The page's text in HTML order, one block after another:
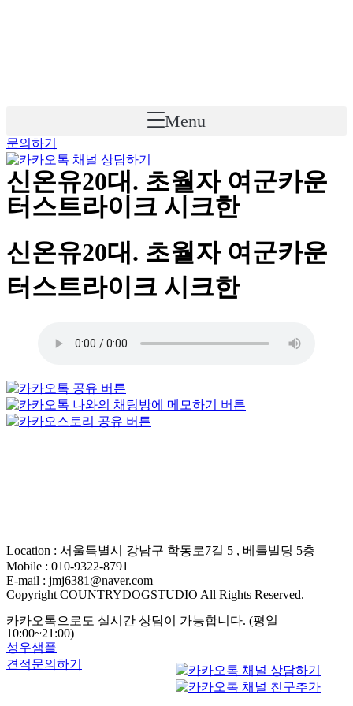
Menu
문의하기
신온유20대. 초월자 여군카운
터스트라이크 시크한
신온유20대. 초월자 여군카운
터스트라이크 시크한
Location : 서울특별시 강남구 학동로7길 5 , 베틀빌딩 5층
Mobile : 010-9322-8791
E-mail : jmj6381@naver.com
Copyright COUNTRYDOGSTUDIO All Rights Reserved.
카카오톡으로도 실시간 상담이 가능합니다. (평일
10:00~21:00)
성우샘플
견적문의하기